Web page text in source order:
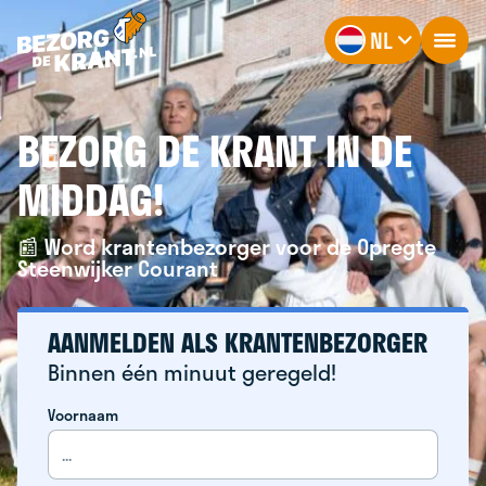
NL
BEZORG DE KRANT IN DE
MIDDAG!
📰 Word krantenbezorger voor de Opregte
Steenwijker Courant
AANMELDEN ALS KRANTENBEZORGER
Binnen één minuut geregeld!
Voornaam